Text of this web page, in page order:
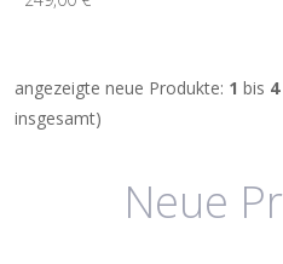
angezeigte neue Produkte: 1 bis 4
insgesamt)
Neue